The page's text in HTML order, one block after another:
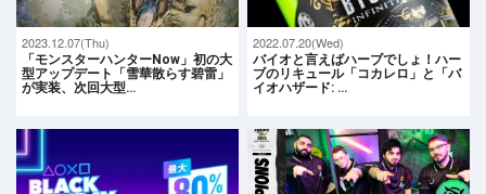
2023.12.07(Thu)
「モンスターハンターNow」初の大
型アップデート「雪華散らす碧雷」
が実装、次回大型…
2022.07.20(Wed)
バイオと言えばハーブでしょ！ハー
ブのリキュール「コカレロ」と「バ
イオハザード: …